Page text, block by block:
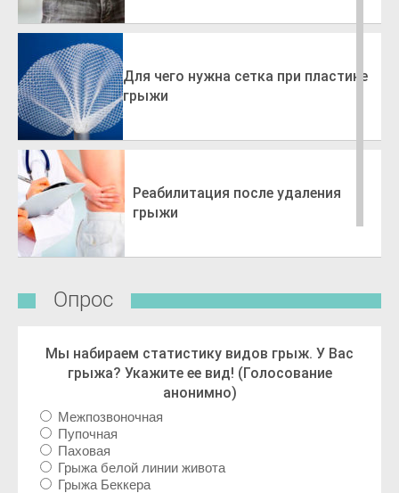
Для чего нужна сетка при пластике
грыжи
Реабилитация после удаления
грыжи
Опрос
Мы набираем статистику видов грыж. У Вас
грыжа? Укажите ее вид! (Голосование
анонимно)
Межпозвоночная
Пупочная
Паховая
Грыжа белой линии живота
Грыжа Беккера